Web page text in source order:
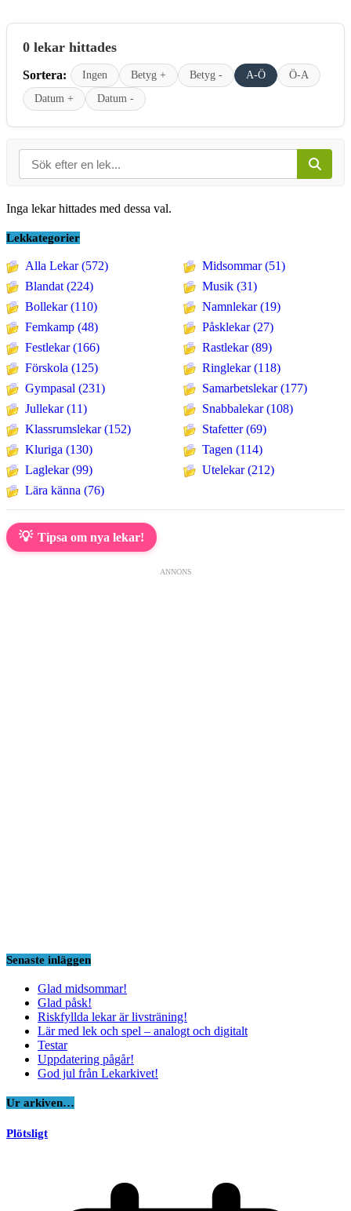
0 lekar hittades
Sortera: Ingen Betyg + Betyg - A-Ö
Ö-A
Datum +
Datum -
Inga lekar hittades med dessa val.
Lekkategorier
Alla Lekar (572)
Blandat (224)
Bollekar (110)
Femkamp (48)
Festlekar (166)
Förskola (125)
Gympasal (231)
Jullekar (11)
Klassrumslekar (152)
Kluriga (130)
Laglekar (99)
Lära känna (76)
Midsommar (51)
Musik (31)
Namnlekar (19)
Påsklekar (27)
Rastlekar (89)
Ringlekar (118)
Samarbetslekar (177)
Snabbalekar (108)
Stafetter (69)
Tagen (114)
Utelekar (212)
💡 Tipsa om nya lekar!
ANNONS
Senaste inläggen
Glad midsommar!
Glad påsk!
Riskfyllda lekar är livsträning!
Lär med lek och spel – analogt och digitalt
Testar
Uppdatering pågår!
God jul från Lekarkivet!
Ur arkiven…
Plötsligt